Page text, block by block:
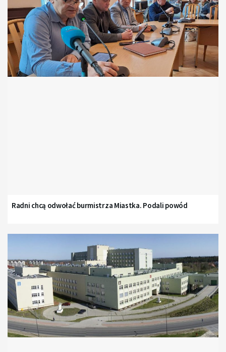
Radni chcą odwołać burmistrza Miastka. Podali powód